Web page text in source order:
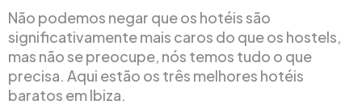
Não podemos negar que os hotéis são
significativamente mais caros do que os hostels,
mas não se preocupe, nós temos tudo o que
precisa. Aqui estão os três melhores hotéis
baratos em Ibiza.